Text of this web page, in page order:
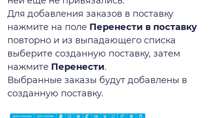
Для добавления заказов в поставку
нажмите на поле Перенести в поставку
повторно и из выпадающего списка
выберите созданную поставку, затем
нажмите Перенести.
Выбранные заказы будут добавлены в
созданную поставку.